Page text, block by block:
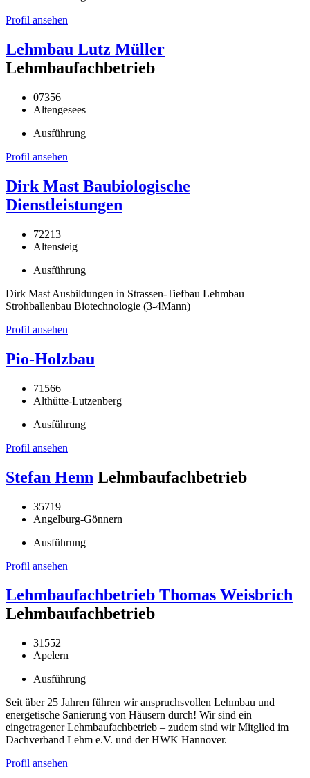
Profil ansehen
Lehmbau Lutz Müller
Lehmbaufachbetrieb
07356
Altengesees
Ausführung
Profil ansehen
Dirk Mast Baubiologische
Dienstleistungen
72213
Altensteig
Ausführung
Dirk Mast Ausbildungen in Strassen-Tiefbau Lehmbau
Strohballenbau Biotechnologie (3-4Mann)
Profil ansehen
Pio-Holzbau
71566
Althütte-Lutzenberg
Ausführung
Profil ansehen
Stefan Henn Lehmbaufachbetrieb
35719
Angelburg-Gönnern
Ausführung
Profil ansehen
Lehmbaufachbetrieb Thomas Weisbrich
Lehmbaufachbetrieb
31552
Apelern
Ausführung
Seit über 25 Jahren führen wir anspruchsvollen Lehmbau und
energetische Sanierung von Häusern durch! Wir sind ein
eingetragener Lehmbaufachbetrieb – zudem sind wir Mitglied im
Dachverband Lehm e.V. und der HWK Hannover.
Profil ansehen